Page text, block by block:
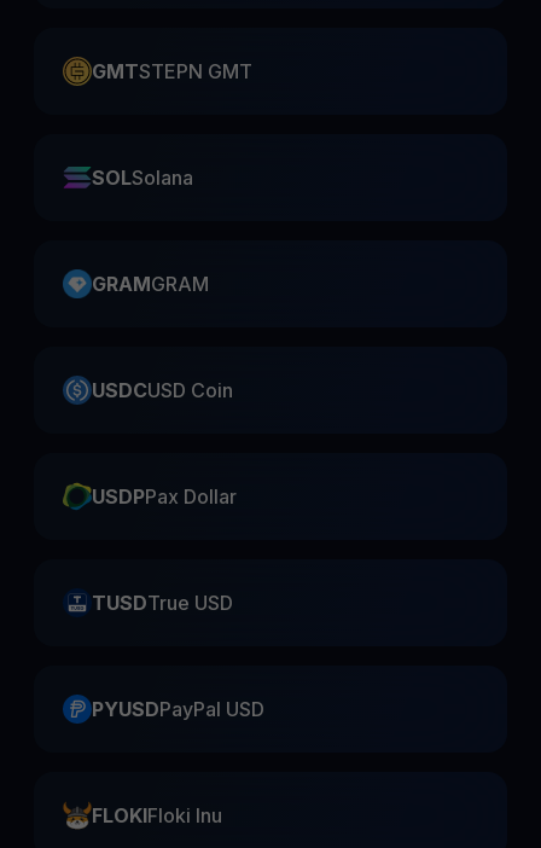
GMTSTEPN GMT
SOLSolana
GRAMGRAM
USDCUSD Coin
USDPPax Dollar
TUSDTrue USD
PYUSDPayPal USD
FLOKIFloki Inu